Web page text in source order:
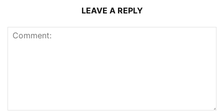
LEAVE A REPLY